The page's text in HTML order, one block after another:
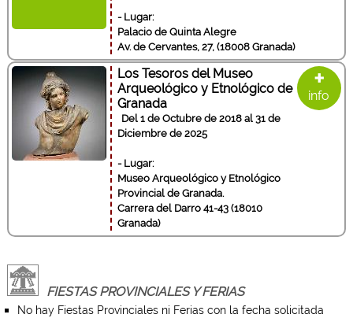
- Lugar:
Palacio de Quinta Alegre
Av. de Cervantes, 27, (18008 Granada)
Los Tesoros del Museo
Arqueológico y Etnológico de
Granada
Del 1 de Octubre de 2018 al 31 de
Diciembre de 2025
- Lugar:
Museo Arqueológico y Etnológico
Provincial de Granada.
Carrera del Darro 41-43 (18010
Granada)
+
info
FIESTAS PROVINCIALES Y FERIAS
No hay Fiestas Provinciales ni Ferias con la fecha solicitada